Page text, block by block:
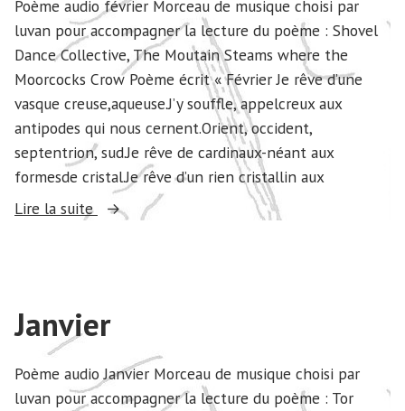
Poème audio février Morceau de musique choisi par
luvan pour accompagner la lecture du poème : Shovel
Dance Collective, The Moutain Steams where the
Moorcocks Crow Poème écrit « Février Je rêve d’une
vasque creuse,aqueuse.J’y souffle, appelcreux aux
antipodes qui nous cernent.Orient, occident,
septentrion, sud.Je rêve de cardinaux-néant aux
formesde cristal.Je rêve d’un rien cristallin aux
Lire la suite
« Février »
Janvier
Poème audio Janvier Morceau de musique choisi par
luvan pour accompagner la lecture du poème : Tor